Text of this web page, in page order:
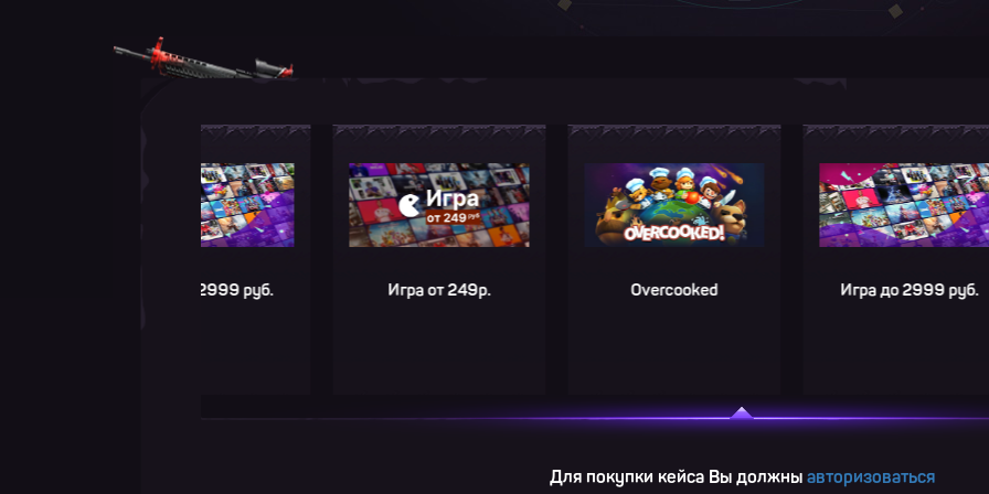
Игра до 2999 руб. Игра от 249р. Overcooked Игра до 2999 руб.
Для покупки кейса Вы должны авторизоваться